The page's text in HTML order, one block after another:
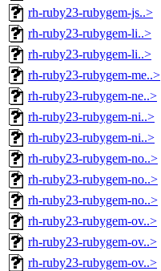
rh-ruby23-rubygem-js..>
rh-ruby23-rubygem-li..>
rh-ruby23-rubygem-li..>
rh-ruby23-rubygem-me..>
rh-ruby23-rubygem-ne..>
rh-ruby23-rubygem-ni..>
rh-ruby23-rubygem-ni..>
rh-ruby23-rubygem-no..>
rh-ruby23-rubygem-no..>
rh-ruby23-rubygem-no..>
rh-ruby23-rubygem-ov..>
rh-ruby23-rubygem-ov..>
rh-ruby23-rubygem-ov..>